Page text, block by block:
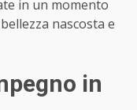
in un momento
nascosta e
in